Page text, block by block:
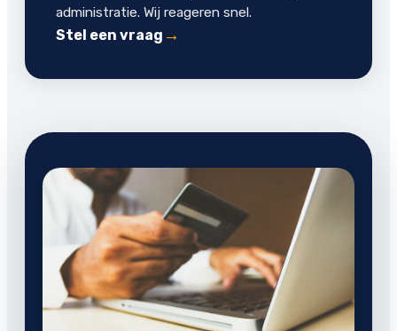
administratie. Wij reageren snel.
Stel een vraag